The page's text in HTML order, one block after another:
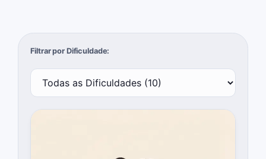
Filtrar por Dificuldade: